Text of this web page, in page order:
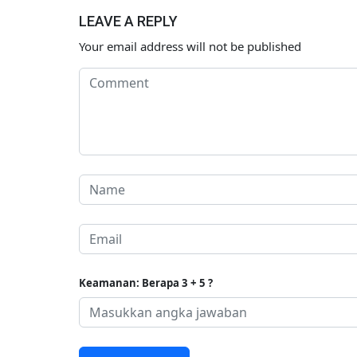
LEAVE A REPLY
Your email address will not be published
Keamanan: Berapa 3 + 5 ?